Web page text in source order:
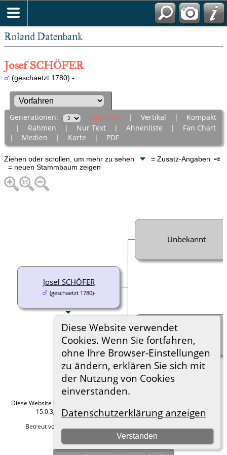
Roland Datenbank
Diese Website verwendet
Cookies. Wenn Sie fortfahren,
ohne Ihre Browser-Einstellungen
zu ändern, erklären Sie sich mit
der Nutzung von Cookies
einverstanden.
Datenschutzerklärung anzeigen
Verstanden
Josef SCHÖFER
(geschaetzt 1780) -
Generationen: Standard | Vertikal | Kompakt
| Rahmen | Nur Text| Ahnenliste | Fan Chart
| Medien | Karte | PDF
Ziehen oder scrollen, um mehr zu sehen
= Zusatz-Angaben
= neuen Stammbaum zeigen
Josef SCHÖFER
(geschaetzt 1780)-
Unbekannt
Unbekannt
Diese Website läuft mit
15.0.3, programmiert von Darrin Lythgoe © 2001-2026.
Betreut von
Hier geht es zum Impressum